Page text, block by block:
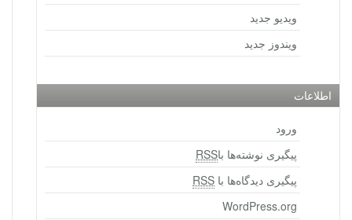
ویدیو جدید
ویندوز جدید
اطلاعات
ورود
پیگیری نوشته‌ها باRSS
پیگیری دیدگاه‌ها با RSS
WordPress.org